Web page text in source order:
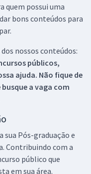
quem possui uma
bons conteúdos para
nossos conteúdos:
públicos,
ajuda. Não fique de
a vaga com
sua Pós-graduação e
Contribuindo com a
público que
em sua área.